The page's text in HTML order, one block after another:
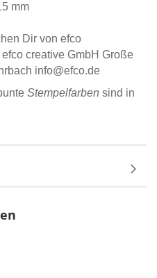
mm
Dir von efco
efco creative GmbH Große
info@efco.de
Stempelfarben sind in